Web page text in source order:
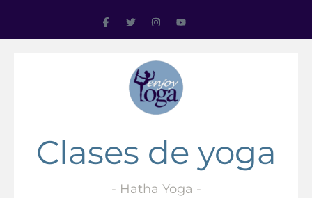
Clases de yoga
- Hatha Yoga -